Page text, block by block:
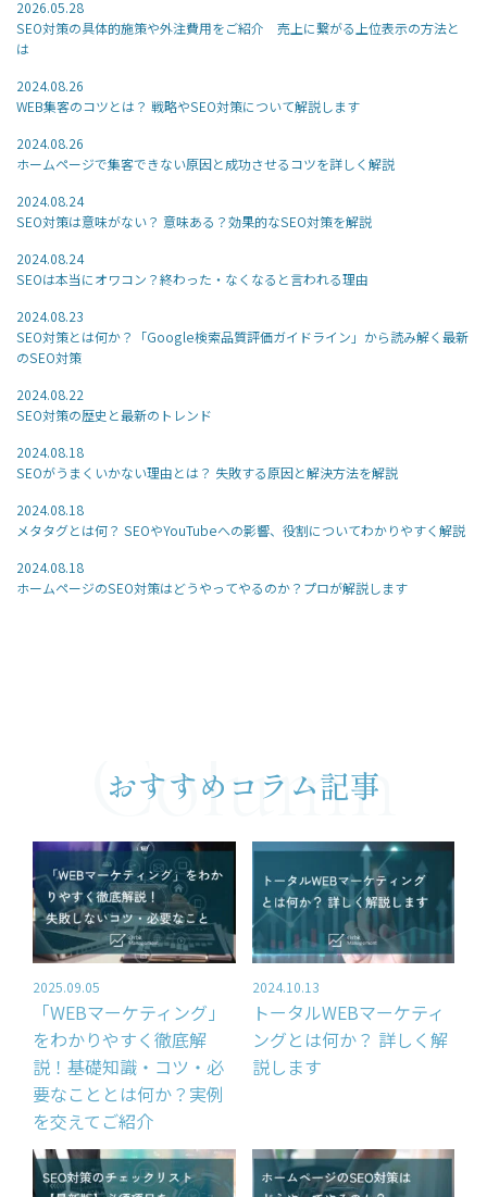
2026.05.28
SEO対策の具体的施策や外注費用をご紹介 売上に繋がる上位表示の方法と
は
2024.08.26
WEB集客のコツとは？ 戦略やSEO対策について解説します
2024.08.26
ホームページで集客できない原因と成功させるコツを詳しく解説
2024.08.24
SEO対策は意味がない？ 意味ある？効果的なSEO対策を解説
2024.08.24
SEOは本当にオワコン？終わった・なくなると言われる理由
2024.08.23
SEO対策とは何か？「Google検索品質評価ガイドライン」から読み解く最新
のSEO対策
2024.08.22
SEO対策の歴史と最新のトレンド
2024.08.18
SEOがうまくいかない理由とは？ 失敗する原因と解決方法を解説
2024.08.18
メタタグとは何？ SEOやYouTubeへの影響、役割についてわかりやすく解説
2024.08.18
ホームページのSEO対策はどうやってやるのか？プロが解説します
Column
おすすめコラム記事
2025.09.05
「WEBマーケティング」
をわかりやすく徹底解
説！基礎知識・コツ・必
要なこととは何か？実例
を交えてご紹介
2024.10.13
トータルWEBマーケティ
ングとは何か？ 詳しく解
説します